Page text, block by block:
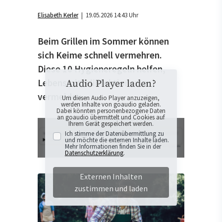
Elisabeth Kerler| 19.05.2026 14:43 Uhr
Beim Grillen im Sommer können
sich Keime schnell vermehren.
Diese 10 Hygieneregeln helfen,
Lebensmittelinfektionen zu
vermeiden.
Audio Player laden?
Um diesen Audio Player anzuzeigen,
werden Inhalte von goaudio geladen.
Dabei könnten personenbezogene Daten
an goaudio übermittelt und Cookies auf
Ihrem Gerät gespeichert werden.
Ich stimme der Datenübermittlung zu
und möchte die externen Inhalte laden.
Mehr Informationen finden Sie in der
Datenschutzerklärung.
Externen Inhalten
zustimmen und laden